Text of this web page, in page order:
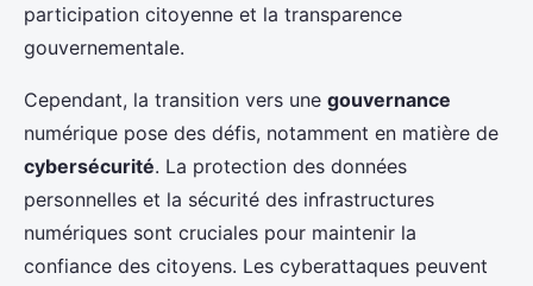
participation citoyenne et la transparence
gouvernementale.
Cependant, la transition vers une gouvernance
numérique pose des défis, notamment en matière de
cybersécurité. La protection des données
personnelles et la sécurité des infrastructures
numériques sont cruciales pour maintenir la
confiance des citoyens. Les cyberattaques peuvent